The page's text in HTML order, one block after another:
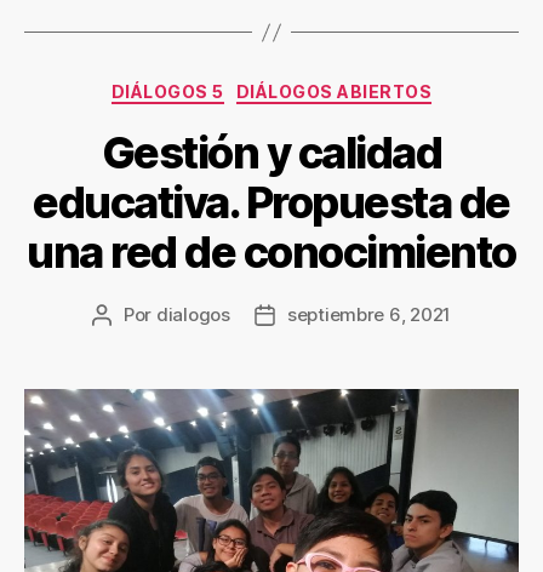
DIÁLOGOS 5 DIÁLOGOS ABIERTOS
Gestión y calidad
educativa. Propuesta de
una red de conocimiento
Por dialogos septiembre 6, 2021